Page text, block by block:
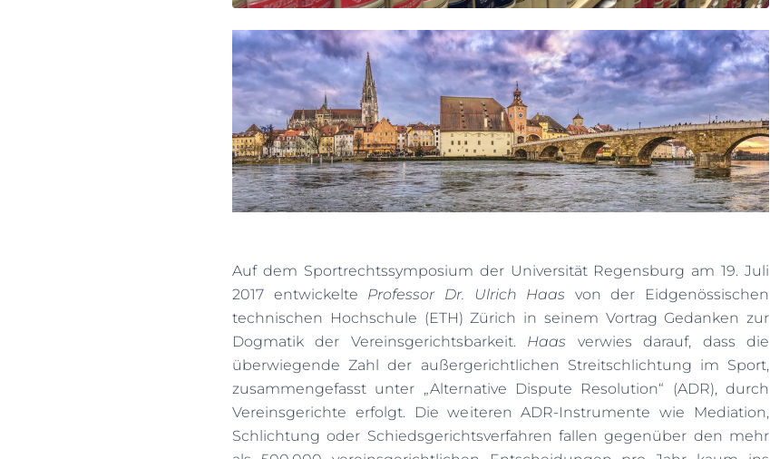
Auf dem Sportrechtssymposium der Universität Regensburg am 19. Juli
2017 entwickelte Professor Dr. Ulrich Haas von der Eidgenössischen
technischen Hochschule (ETH) Zürich in seinem Vortrag Gedanken zur
Dogmatik der Vereinsgerichtsbarkeit. Haas verwies darauf, dass die
überwiegende Zahl der außergerichtlichen Streitschlichtung im Sport,
zusammengefasst unter „Alternative Dispute Resolution“ (ADR), durch
Vereinsgerichte erfolgt. Die weiteren ADR-Instrumente wie Mediation,
Schlichtung oder Schiedsgerichtsverfahren fallen gegenüber den mehr